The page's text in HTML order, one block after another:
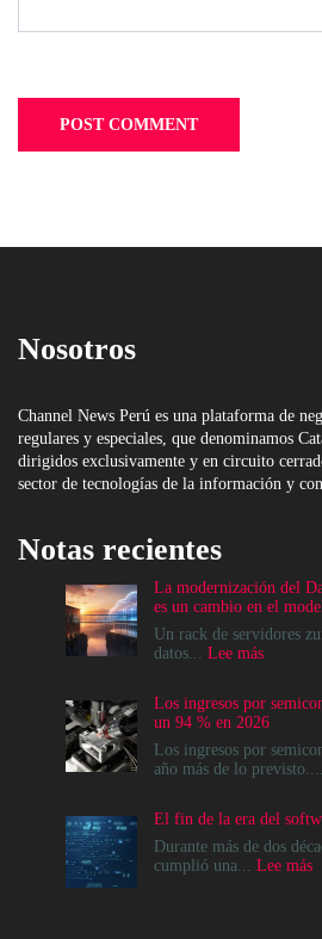
Nosotros
Channel News Perú es una plataforma de
regulares y especiales, que denominamos
dirigidos exclusivamente y en circuito
sector de tecnologías de la información y
Notas recientes
La modernización del
es un cambio en el
Un rack de servidores
datos... Lee más:
del
Data
Center
no
destino,
es
un
Los ingresos por
un 94 % en 2026
Los ingresos por
año más de lo previsto....
El fin de la era del
Durante más de dos
cumplió una... Lee más: